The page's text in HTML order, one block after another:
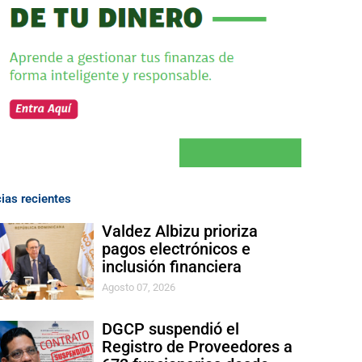
recientes
Valdez Albizu prioriza
pagos electrónicos e
inclusión financiera
Agosto 07, 2026
DGCP suspendió el
Registro de Proveedores a